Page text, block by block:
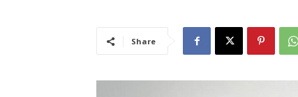
Share